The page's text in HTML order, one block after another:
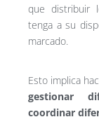
que distribuir
tenga a su
marcado.
Esto implica
gestionar
coordinar